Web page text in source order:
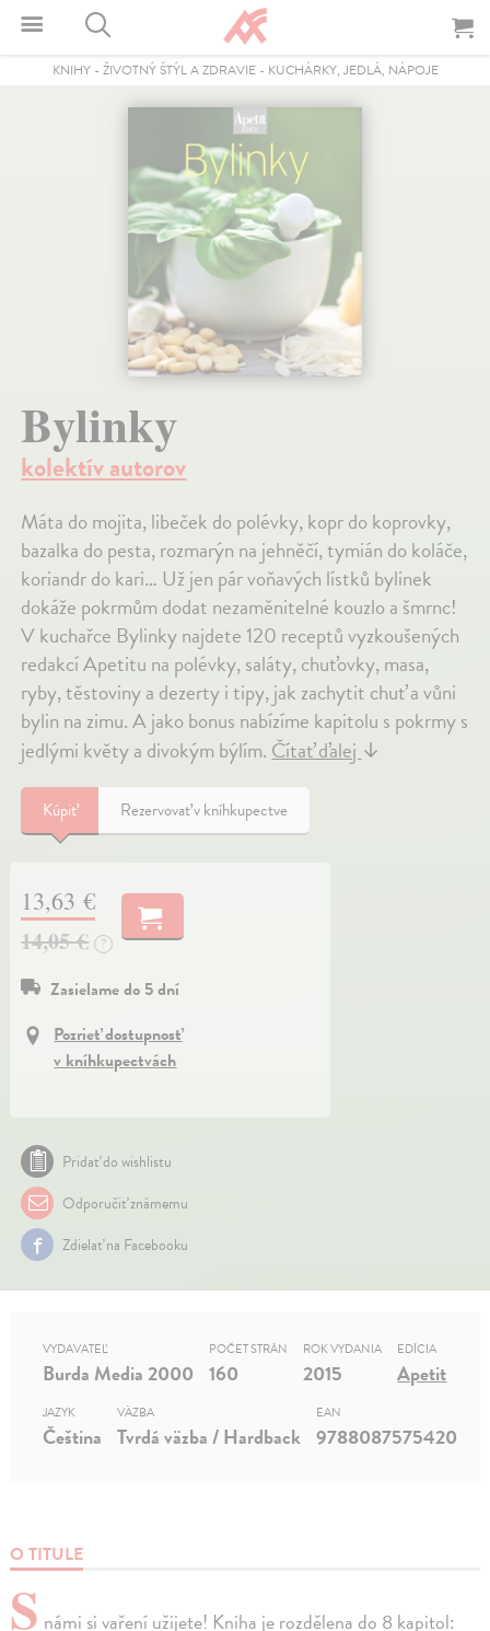
KNIHY- ŽIVOTNÝ ŠTÝL A ZDRAVIE- KUCHÁRKY, JEDLÁ, NÁPOJE
Bylinky
kolektív autorov
Máta do mojita, libeček do polévky, kopr do koprovky,
bazalka do pesta, rozmarýn na jehněčí, tymián do koláče,
koriandr do kari… Už jen pár voňavých lístků bylinek
dokáže pokrmům dodat nezaměnitelné kouzlo a šmrnc!
V kuchařce Bylinky najdete 120 receptů vyzkoušených
redakcí Apetitu na polévky, saláty, chuťovky, masa,
ryby, těstoviny a dezerty i tipy, jak zachytit chuť a vůni
bylin na zimu. A jako bonus nabízíme kapitolu s pokrmy s
jedlými květy a divokým býlím.Čítať ďalej↓
Kúpiť Rezervovať v kníhkupectve
13,63 €
14,05 €
?
Zasielame do 5 dní
Pozrieť dostupnosť
v kníhkupectvách
Pridať do wishlistu
Odporučiť známemu
Zdielať na Facebooku
O TITULE
S námi si vaření užijete! Kniha je rozdělena do 8 kapitol:
VYDAVATEĽ
Burda Media 2000
POČET STRÁN
160
ROK VYDANIA
2015
EDÍCIA
Apetit
JAZYK
Čeština
VÄZBA
Tvrdá väzba / Hardback
EAN
9788087575420